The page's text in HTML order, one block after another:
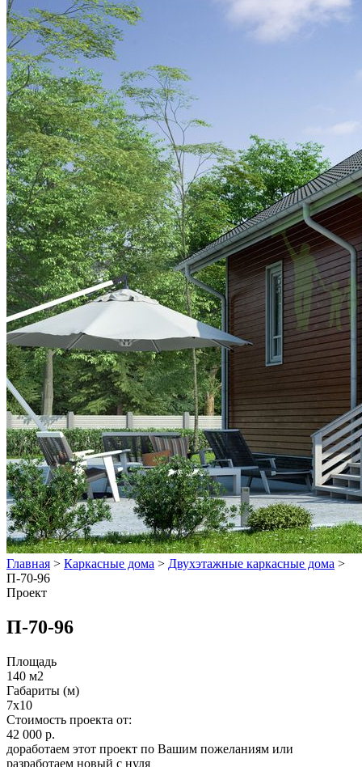
Главная > Каркасные дома > Двухэтажные каркасные дома >
П-70-96
Проект
П-70-96
Площадь
140 м2
Габариты (м)
7x10
Стоимость проекта от:
42 000 р.
доработаем этот проект по Вашим пожеланиям или
разработаем новый с нуля